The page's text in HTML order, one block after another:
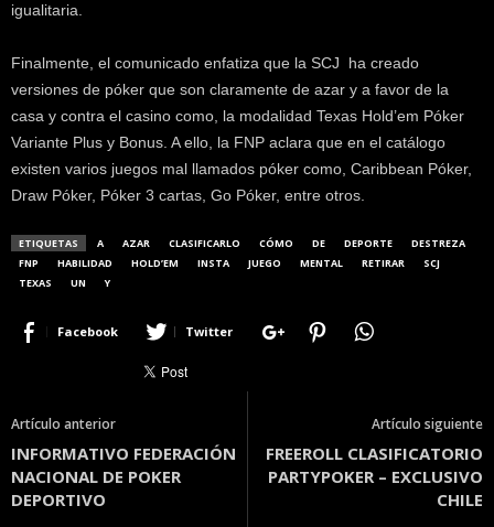
igualitaria.
Finalmente, el comunicado enfatiza que la SCJ ha creado
versiones de póker que son claramente de azar y a favor de la
casa y contra el casino como, la modalidad Texas Hold’em Póker
Variante Plus y Bonus. A ello, la FNP aclara que en el catálogo
existen varios juegos mal llamados póker como, Caribbean Póker,
Draw Póker, Póker 3 cartas, Go Póker, entre otros.
ETIQUETAS A AZAR CLASIFICARLO CÓMO DE DEPORTE
DESTREZA
FNP
HABILIDAD HOLD’EM INSTA JUEGO MENTAL RETIRAR
SCJ
TEXAS
UN Y
Facebook Twitter
Artículo anterior
INFORMATIVO FEDERACIÓN
NACIONAL DE POKER
DEPORTIVO
Artículo siguiente
FREEROLL CLASIFICATORIO
PARTYPOKER – EXCLUSIVO
CHILE